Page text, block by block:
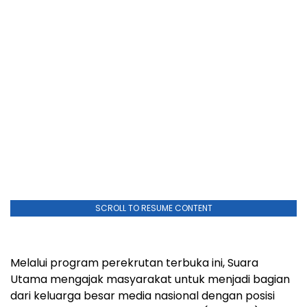
SCROLL TO RESUME CONTENT
Melalui program perekrutan terbuka ini, Suara
Utama mengajak masyarakat untuk menjadi bagian
dari keluarga besar media nasional dengan posisi